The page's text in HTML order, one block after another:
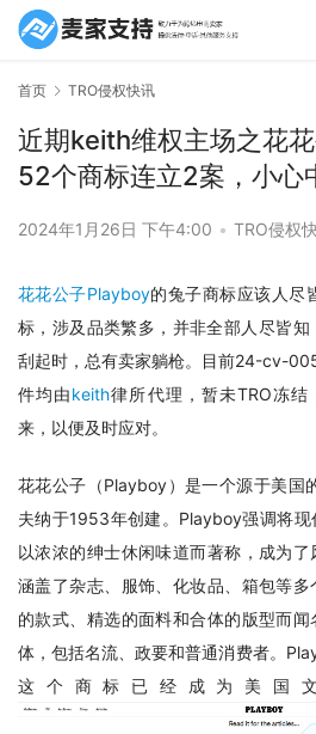
首页 TRO侵权快讯
近期keith维权主场之花
52个商标连立2案，小心
2024年1月26日 下午4:00 • TRO侵权
花花公子Playboy的兔子商标应该人尽
标，涉及品类繁多，并非全部人尽皆
刮起时，总有卖家躺枪。目前24-cv-
件均由keith律所代理，暂未TRO冻
来，以便及时应对。
花花公子（Playboy）是一个源于美国
夫纳于1953年创建。Playboy强调将现
以浓浓的绅士休闲味道而著称，成为
涵盖了杂志、服饰、化妆品、箱包等
的款式、精选的面料和合体的版型而
体，包括名流、政要和普通消费者。
这个商标已经成为美国